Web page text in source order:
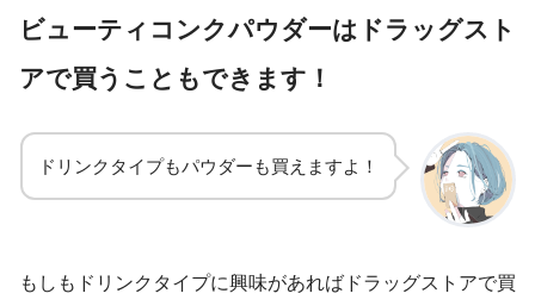
ビューティコンクパウダーはドラッグスト
アで買うこともできます！
ドリンクタイプもパウダーも買えますよ！
もしもドリンクタイプに興味があればドラッグストアで買